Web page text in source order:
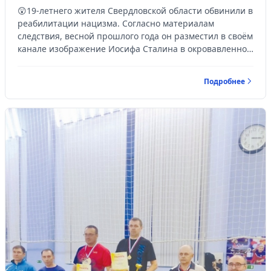
😲19-летнего жителя Свердловской области обвинили в
реабилитации нацизма. Согласно материалам
следствия, весной прошлого года он разместил в своём
канале изображение Иосифа Сталина в окровавленной
Подробнее